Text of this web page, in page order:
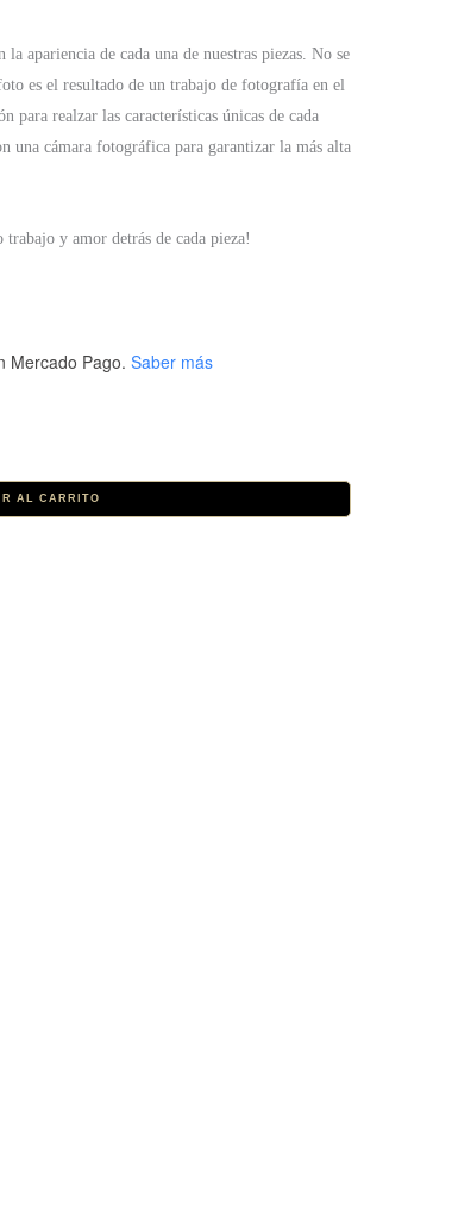
apariencia de cada una de nuestras piezas. No se
es el resultado de un trabajo de fotografía en el
para realzar las características únicas de cada
una cámara fotográfica para garantizar la más alta
y amor detrás de cada pieza!
Mercado Pago. Saber más
AL CARRITO